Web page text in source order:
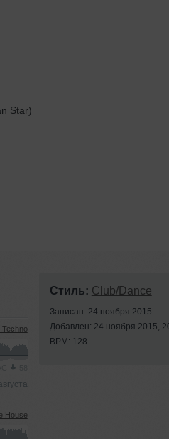
Star)
Techno
House
Стиль: Club/Dance
Записан: 24 ноября 2015
Добавлен: 24 ноября 2015,
BPM: 128